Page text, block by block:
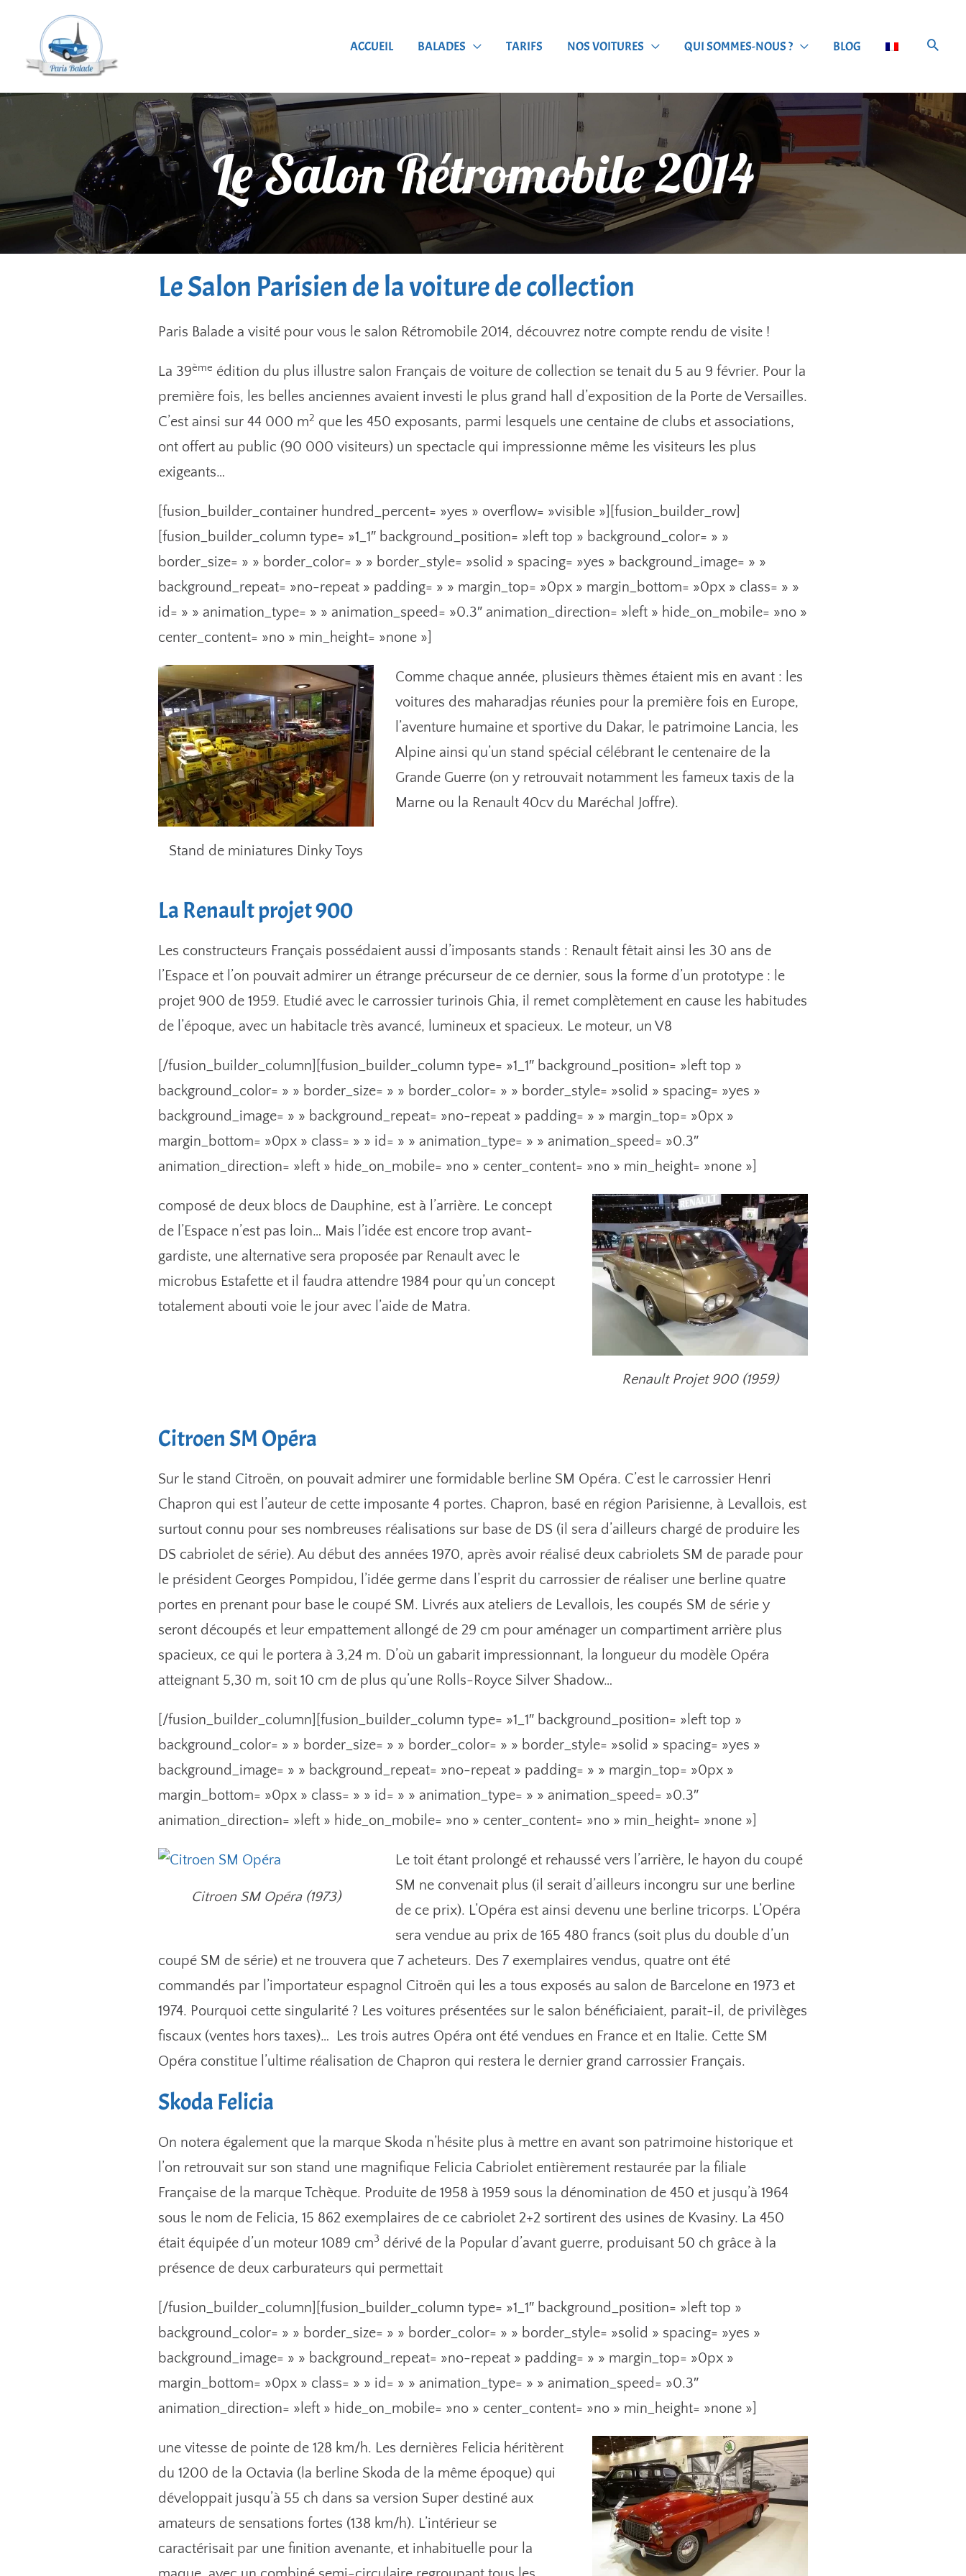
ACCUEIL BALADES TARIFS NOS VOITURES QUI SOMMES-NOUS ? BLOG
Le Salon Rétromobile 2014
Le Salon Parisien de la voiture de collection
Paris Balade a visité pour vous le salon Rétromobile 2014, découvrez notre compte rendu de visite !
La 39ème édition du plus illustre salon Français de voiture de collection se tenait du 5 au 9 février. Pour la
première fois, les belles anciennes avaient investi le plus grand hall d’exposition de la Porte de Versailles.
C’est ainsi sur 44 000 m2 que les 450 exposants, parmi lesquels une centaine de clubs et associations,
ont offert au public (90 000 visiteurs) un spectacle qui impressionne même les visiteurs les plus
exigeants…
[fusion_builder_container hundred_percent= »yes » overflow= »visible »][fusion_builder_row]
[fusion_builder_column type= »1_1″ background_position= »left top » background_color= » »
border_size= » » border_color= » » border_style= »solid » spacing= »yes » background_image= » »
background_repeat= »no-repeat » padding= » » margin_top= »0px » margin_bottom= »0px » class= » »
id= » » animation_type= » » animation_speed= »0.3″ animation_direction= »left » hide_on_mobile= »no »
center_content= »no » min_height= »none »]
Stand de miniatures Dinky Toys
Comme chaque année, plusieurs thèmes étaient mis en avant : les
voitures des maharadjas réunies pour la première fois en Europe,
l’aventure humaine et sportive du Dakar, le patrimoine Lancia, les
Alpine ainsi qu’un stand spécial célébrant le centenaire de la
Grande Guerre (on y retrouvait notamment les fameux taxis de la
Marne ou la Renault 40cv du Maréchal Joffre).
La Renault projet 900
Les constructeurs Français possédaient aussi d’imposants stands : Renault fêtait ainsi les 30 ans de
l’Espace et l’on pouvait admirer un étrange précurseur de ce dernier, sous la forme d’un prototype : le
projet 900 de 1959. Etudié avec le carrossier turinois Ghia, il remet complètement en cause les habitudes
de l’époque, avec un habitacle très avancé, lumineux et spacieux. Le moteur, un V8
[/fusion_builder_column][fusion_builder_column type= »1_1″ background_position= »left top »
background_color= » » border_size= » » border_color= » » border_style= »solid » spacing= »yes »
background_image= » » background_repeat= »no-repeat » padding= » » margin_top= »0px »
margin_bottom= »0px » class= » » id= » » animation_type= » » animation_speed= »0.3″
animation_direction= »left » hide_on_mobile= »no » center_content= »no » min_height= »none »]
Renault Projet 900 (1959)
composé de deux blocs de Dauphine, est à l’arrière. Le concept
de l’Espace n’est pas loin… Mais l’idée est encore trop avant-
gardiste, une alternative sera proposée par Renault avec le
microbus Estafette et il faudra attendre 1984 pour qu’un concept
totalement abouti voie le jour avec l’aide de Matra.
Citroen SM Opéra
Sur le stand Citroën, on pouvait admirer une formidable berline SM Opéra. C’est le carrossier Henri
Chapron qui est l’auteur de cette imposante 4 portes. Chapron, basé en région Parisienne, à Levallois, est
surtout connu pour ses nombreuses réalisations sur base de DS (il sera d’ailleurs chargé de produire les
DS cabriolet de série). Au début des années 1970, après avoir réalisé deux cabriolets SM de parade pour
le président Georges Pompidou, l’idée germe dans l’esprit du carrossier de réaliser une berline quatre
portes en prenant pour base le coupé SM. Livrés aux ateliers de Levallois, les coupés SM de série y
seront découpés et leur empattement allongé de 29 cm pour aménager un compartiment arrière plus
spacieux, ce qui le portera à 3,24 m. D’où un gabarit impressionnant, la longueur du modèle Opéra
atteignant 5,30 m, soit 10 cm de plus qu’une Rolls-Royce Silver Shadow…
[/fusion_builder_column][fusion_builder_column type= »1_1″ background_position= »left top »
background_color= » » border_size= » » border_color= » » border_style= »solid » spacing= »yes »
background_image= » » background_repeat= »no-repeat » padding= » » margin_top= »0px »
margin_bottom= »0px » class= » » id= » » animation_type= » » animation_speed= »0.3″
animation_direction= »left » hide_on_mobile= »no » center_content= »no » min_height= »none »]
Citroen SM Opéra (1973)
Le toit étant prolongé et rehaussé vers l’arrière, le hayon du coupé
SM ne convenait plus (il serait d’ailleurs incongru sur une berline
de ce prix). L’Opéra est ainsi devenu une berline tricorps. L’Opéra
sera vendue au prix de 165 480 francs (soit plus du double d’un
coupé SM de série) et ne trouvera que 7 acheteurs. Des 7 exemplaires vendus, quatre ont été
commandés par l’importateur espagnol Citroën qui les a tous exposés au salon de Barcelone en 1973 et
1974. Pourquoi cette singularité ? Les voitures présentées sur le salon bénéficiaient, parait-il, de privilèges
fiscaux (ventes hors taxes)… Les trois autres Opéra ont été vendues en France et en Italie. Cette SM
Opéra constitue l’ultime réalisation de Chapron qui restera le dernier grand carrossier Français.
Skoda Felicia
On notera également que la marque Skoda n’hésite plus à mettre en avant son patrimoine historique et
l’on retrouvait sur son stand une magnifique Felicia Cabriolet entièrement restaurée par la filiale
Française de la marque Tchèque. Produite de 1958 à 1959 sous la dénomination de 450 et jusqu’à 1964
sous le nom de Felicia, 15 862 exemplaires de ce cabriolet 2+2 sortirent des usines de Kvasiny. La 450
était équipée d’un moteur 1089 cm3 dérivé de la Popular d’avant guerre, produisant 50 ch grâce à la
présence de deux carburateurs qui permettait
[/fusion_builder_column][fusion_builder_column type= »1_1″ background_position= »left top »
background_color= » » border_size= » » border_color= » » border_style= »solid » spacing= »yes »
background_image= » » background_repeat= »no-repeat » padding= » » margin_top= »0px »
margin_bottom= »0px » class= » » id= » » animation_type= » » animation_speed= »0.3″
animation_direction= »left » hide_on_mobile= »no » center_content= »no » min_height= »none »]
une vitesse de pointe de 128 km/h. Les dernières Felicia héritèrent
du 1200 de la Octavia (la berline Skoda de la même époque) qui
développait jusqu’à 55 ch dans sa version Super destiné aux
amateurs de sensations fortes (138 km/h). L’intérieur se
caractérisait par une finition avenante, et inhabituelle pour la